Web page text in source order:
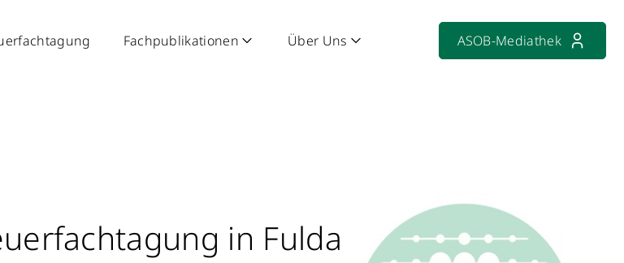
Fachpublikationen Über Uns ASOB-Mediathek
in Fulda